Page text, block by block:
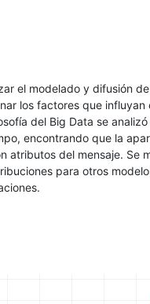
el modelado y difusión
los factores que influyan
del Big Data se
encontrando que la
atributos del mensaje. Se
para otros